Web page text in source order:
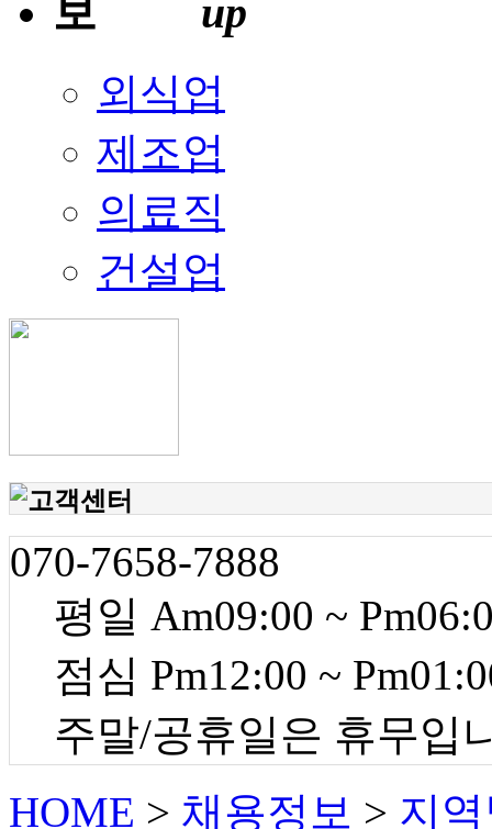
외식업
제조업
의료직
건설업
070-7658-7888
평일 Am09:00 ~
점심 Pm12:00 ~
주말/공휴일은 휴무입
HOME > 채용정보 > 지